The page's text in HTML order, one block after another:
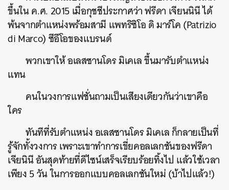
ขึ้นใน ค.ศ. 2015 เมื่อกุชชีประกาศว่า ฟรีดา เจียนนินี ได้
พ้นจากตำแหน่งพร้อมสามี แพทริซิโอ ดิ มาร์โค (Patrizio
di Marco) ซีอีโอของแบรนด์
พวกเขาให้ อเลสซานโดร มิเคเล ขึ้นมารับตำแหน่ง
แทน
คนในวงการแฟชั่นถามเป็นเสียงเดียวกันว่าเขาคือ
ใคร
ทันทีที่รับตำแหน่ง อเลสซานโดร มิเคเล ก็กลายเป็นที่
รู้จักทั้งวงการ เพราะเขาทำการเขี่ยคอลเลกชันของฟรีดา
เจียนินี อันสุดท้ายที่ดีไซน์เสร็จเรียบร้อยทิ้งไป แล้วใช้เวลา
เพียง 5 วัน ในการออกแบบคอลเลกชันใหม่ (บ้าไปแล้ว!)